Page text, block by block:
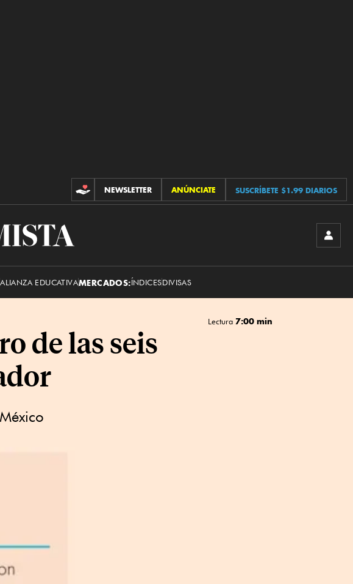
CONTRIBUCIONES
NEWSLETTER ANÚNCIATE SUSCRÍBETE $1.99 DIARIOS
ALIANZA EDUCATIVAMERCADOS:ÍNDICESDIVISAS
Lectura 7:00 min
de las seis